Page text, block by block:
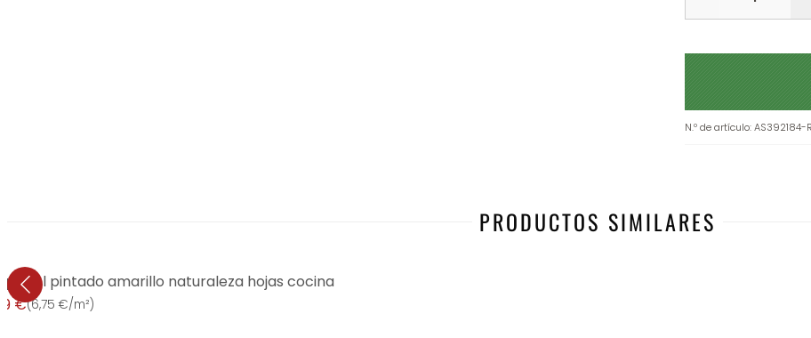
N.º de artículo:AS392184-R
PRODUCTOS SIMILARES
pintado amarillo naturaleza hojas cocina
€(6,75 €/m²)